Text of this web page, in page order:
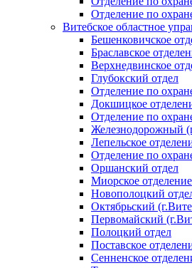
Отделение по
Витебское областное
Бешенковичское
Браславское
Верхнедвинское
Глубокский отдел
Отделение по
Докшицкое
Отделение по
Железнодорожный
Лепельское
Отделение по
Оршанский отдел
Миорское отделение
Новополоцкий
Октябрьский
Первомайский
Полоцкий отдел
Поставское
Сенненское